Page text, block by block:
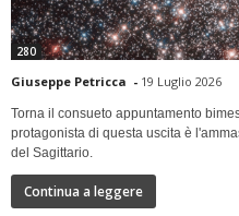
280
Giuseppe Petricca - 19 Luglio 2026
Torna il consueto appuntamento
protagonista di questa uscita è
del Sagittario.
Continua a leggere